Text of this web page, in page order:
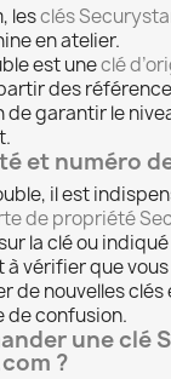
lesclés
en atelier.
est uneclé
des
garantir le
et numéro
il est
de propriété
la clé ou
à vérifier que
de nouvelles
de confusion.
une clé
?